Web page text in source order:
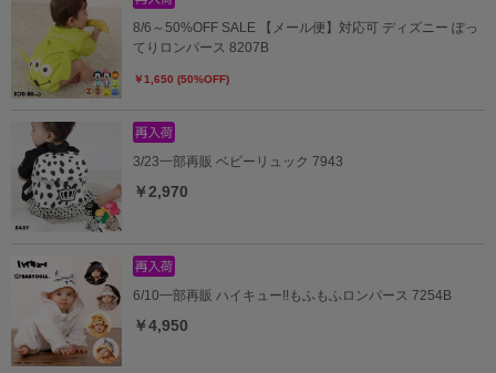
8/6～50%OFF SALE 【メール便】対応可 ディズニー ぽっ
てりロンパース 8207B
￥1,650 (50%OFF)
3/23一部再販 ベビーリュック 7943
￥2,970
6/10一部再販 ハイキュー!!もふもふロンパース 7254B
￥4,950